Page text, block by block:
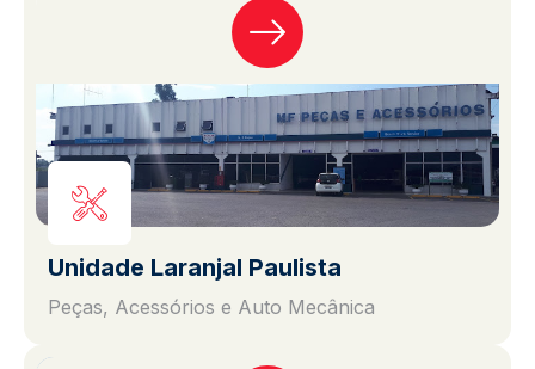
Unidade Laranjal Paulista
Peças, Acessórios e Auto Mecânica